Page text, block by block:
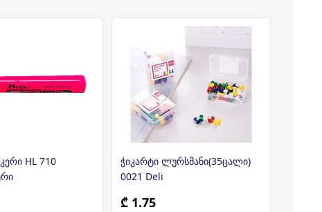
HL 710
ჭიკარტი ლურსმანი(35ცალი)
0021 Deli
₾ 1.75